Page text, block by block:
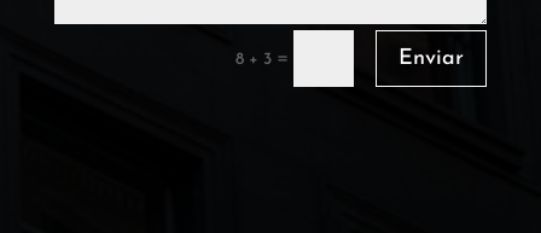
8 + 3 = Enviar